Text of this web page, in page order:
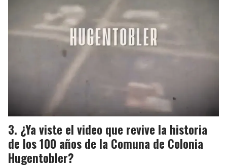
¿Ya viste el video que revive la historia
de los 100 años de la Comuna de Colonia
Hugentobler?